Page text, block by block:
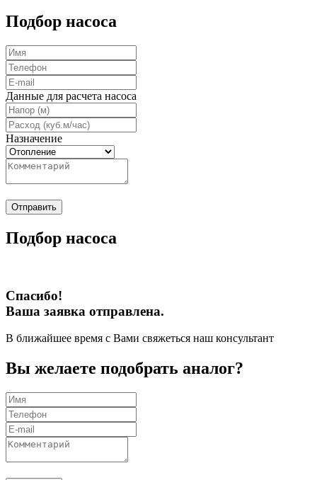
Подбор насоса
Данные для расчета насоса
Назначение
Отправить
Подбор насоса
Спасибо!
Ваша заявка отправлена.
В ближайшее время с Вами свяжеться наш консультант
Вы желаете подобрать аналог?